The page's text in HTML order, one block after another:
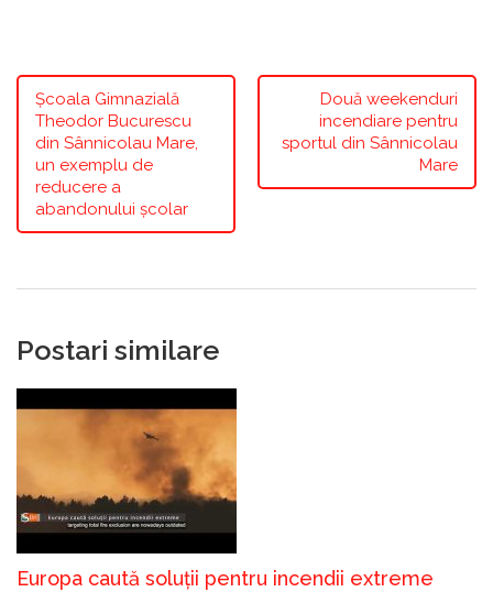
Școala Gimnazială
Theodor Bucurescu
din Sânnicolau Mare,
un exemplu de
reducere a
abandonului școlar
Două weekenduri
incendiare pentru
sportul din Sânnicolau
Mare
Postari similare
Europa caută soluții pentru incendii extreme